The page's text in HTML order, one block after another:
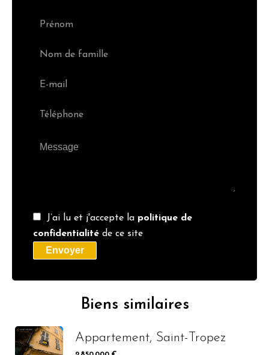
J’ai lu et j'accepte la politique de
confidentialité de ce site
Envoyer
Biens similaires
Appartement, Saint-Tropez